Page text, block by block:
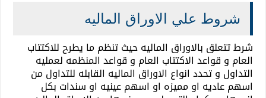
شروط علي الاوراق الماليه
شرط تتعلق بالاوراق الماليه حيث تنظم ما يطرح للاكتتاب
العام و قواعد الاكتتاب العام و قواعد المنظمه لعمليه
التداول و تحدد انواع الاوراق الماليه القابله للتداول من
اسهم عاديه او مميزه او اسهم عينيه او سندات بكل